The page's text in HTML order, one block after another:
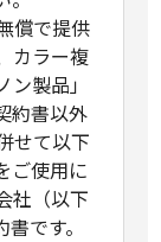
償で提供
カラー複
製品」
約書以外
せて以下
ご使用に
社（以下
です。